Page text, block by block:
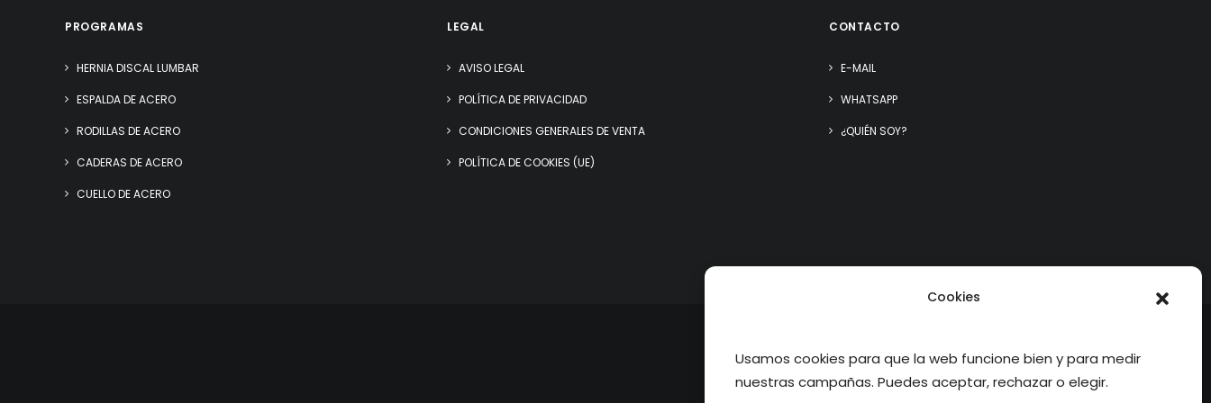
Cookies
Usamos cookies para que la web funcione bien y para medir
nuestras campañas. Puedes aceptar, rechazar o elegir.
PROGRAMAS
HERNIA DISCAL LUMBAR
ESPALDA DE ACERO
RODILLAS DE ACERO
CADERAS DE ACERO
CUELLO DE ACERO
LEGAL
AVISO LEGAL
POLÍTICA DE PRIVACIDAD
CONDICIONES GENERALES DE VENTA
POLÍTICA DE COOKIES (UE)
CONTACTO
E-MAIL
WHATSAPP
¿QUIÉN SOY?